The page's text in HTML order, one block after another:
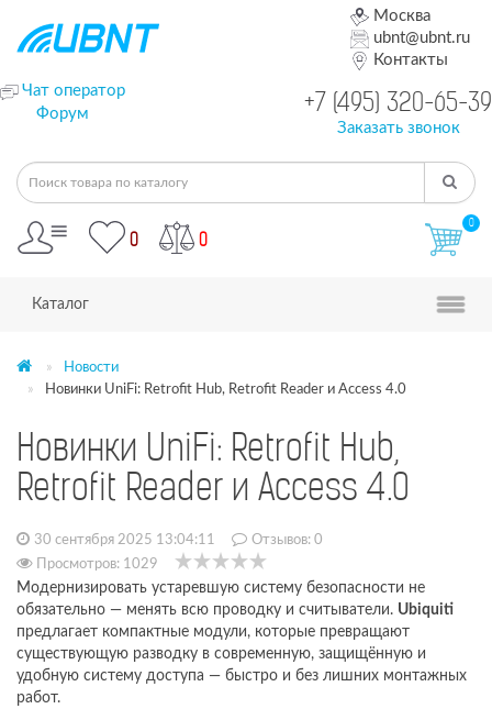
Москва
ubnt@ubnt.ru
Контакты
Чат оператор
Форум
+7 (495) 320-65-39
Заказать звонок
0 0
0
Каталог
Новости
Новинки UniFi: Retrofit Hub, Retrofit Reader и Access 4.0
Новинки UniFi: Retrofit Hub,
Retrofit Reader и Access 4.0
30 сентября 2025 13:04:11 Отзывов: 0
Просмотров: 1029
Модернизировать устаревшую систему безопасности не
обязательно — менять всю проводку и считыватели. Ubiquiti
предлагает компактные модули, которые превращают
существующую разводку в современную, защищённую и
удобную систему доступа — быстро и без лишних монтажных
работ.